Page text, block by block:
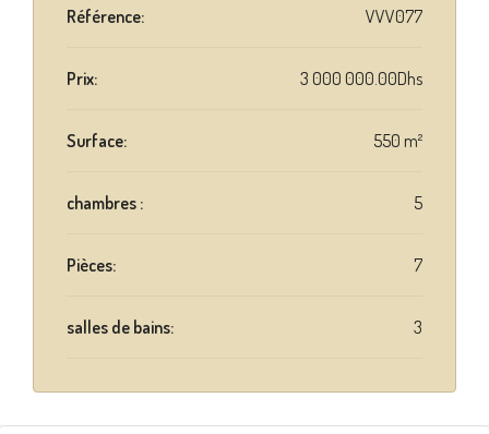
Référence: VVV077
Prix: 3 000 000.00Dhs
Surface: 550 m²
chambres : 5
Pièces: 7
salles de bains: 3